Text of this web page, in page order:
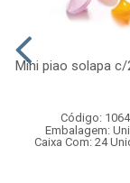
Mini piao solapa
Código:
Embalagem:
Caixa Com: 24